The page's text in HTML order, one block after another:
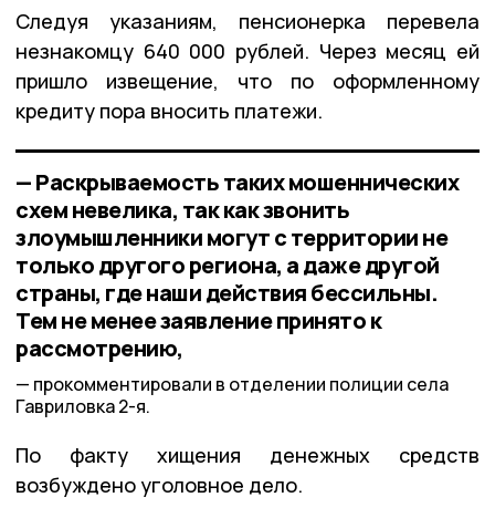
Следуя указаниям, пенсионерка перевела
незнакомцу 640 000 рублей. Через месяц ей
пришло извещение, что по оформленному
кредиту пора вносить платежи.
— Раскрываемость таких мошеннических
схем невелика, так как звонить
злоумышленники могут с территории не
только другого региона, а даже другой
страны, где наши действия бессильны.
Тем не менее заявление принято к
рассмотрению,
прокомментировали в отделении полиции села
Гавриловка 2-я.
По факту хищения денежных средств
возбуждено уголовное дело.